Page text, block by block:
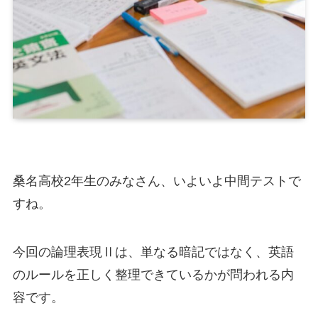
桑名高校2年生のみなさん、いよいよ中間テストで
すね。
今回の論理表現Ⅱは、単なる暗記ではなく、英語
のルールを正しく整理できているかが問われる内
容です。